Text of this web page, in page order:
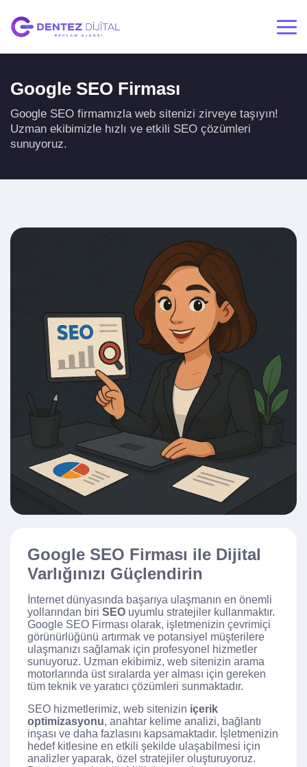
Google SEO Firması
Google SEO firmamızla web sitenizi zirveye taşıyın!
Uzman ekibimizle hızlı ve etkili SEO çözümleri
sunuyoruz.
Google SEO Firması ile Dijital
Varlığınızı Güçlendirin
İnternet dünyasında başarıya ulaşmanın en önemli
yollarından biri SEO uyumlu stratejiler kullanmaktır.
Google SEO Firması olarak, işletmenizin çevrimiçi
görünürlüğünü artırmak ve potansiyel müşterilere
ulaşmanızı sağlamak için profesyonel hizmetler
sunuyoruz. Uzman ekibimiz, web sitenizin arama
motorlarında üst sıralarda yer alması için gereken
tüm teknik ve yaratıcı çözümleri sunmaktadır.
SEO hizmetlerimiz, web sitenizin içerik
optimizasyonu, anahtar kelime analizi, bağlantı
inşası ve daha fazlasını kapsamaktadır. İşletmenizin
hedef kitlesine en etkili şekilde ulaşabilmesi için
analizler yaparak, özel stratejiler oluşturuyoruz.